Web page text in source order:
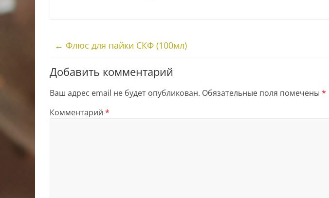
← Флюс для пайки СКФ (100мл)
Добавить комментарий
Ваш адрес email не будет опубликован. Обязательные поля помечены *
Комментарий *